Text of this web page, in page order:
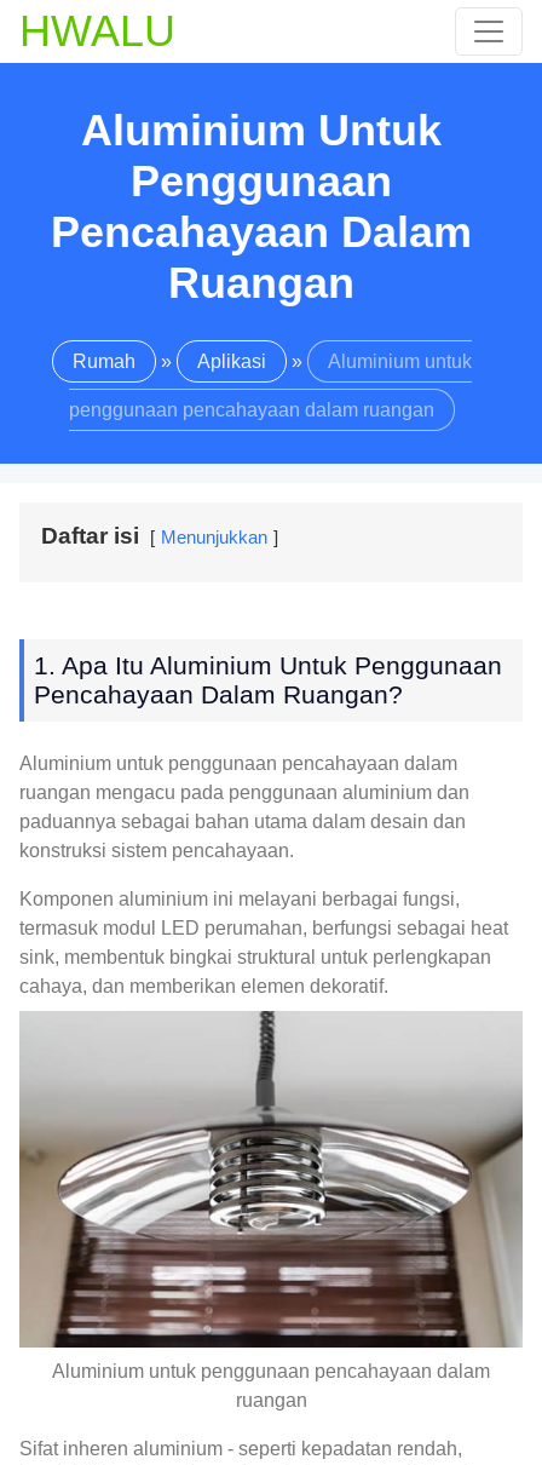
HWALU
Aluminium Untuk
Penggunaan
Pencahayaan Dalam
Ruangan
Rumah » Aplikasi » Aluminium untuk
penggunaan pencahayaan dalam ruangan
Daftar isi Menunjukkan
1. Apa Itu Aluminium Untuk Penggunaan
Pencahayaan Dalam Ruangan?
Aluminium untuk penggunaan pencahayaan dalam
ruangan mengacu pada penggunaan aluminium dan
paduannya sebagai bahan utama dalam desain dan
konstruksi sistem pencahayaan.
Komponen aluminium ini melayani berbagai fungsi,
termasuk modul LED perumahan, berfungsi sebagai heat
sink, membentuk bingkai struktural untuk perlengkapan
cahaya, dan memberikan elemen dekoratif.
Aluminium untuk penggunaan pencahayaan dalam
ruangan
Sifat inheren aluminium - seperti kepadatan rendah,